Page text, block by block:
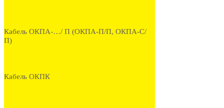
Кабель ОКПА-…/ П (ОКПА-П/П, ОКПА-С/
П)
Кабель ОКПК